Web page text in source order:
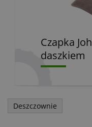
Czapka
daszkiem
Deszczownie